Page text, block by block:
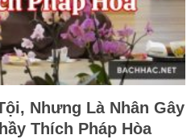
Nhưng Là Nhân Gây
Thích Pháp Hòa